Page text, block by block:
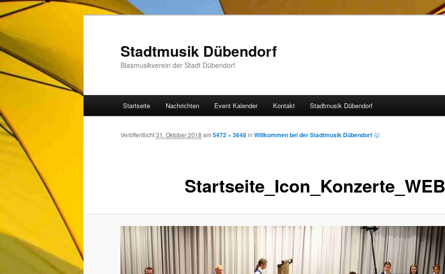
wechseln
Stadtmusik Dübendorf
Blasmusikverein der Stadt Dübendorf
Startseite Nachrichten Event Kalender Kontakt Stadtmusik Dübendorf
Startseite_Icon_Konzerte_WEB
Veröffentlicht31. Oktober 2018 am 5472 × 3648in Willkommen bei der Stadtmusik Dübendorf